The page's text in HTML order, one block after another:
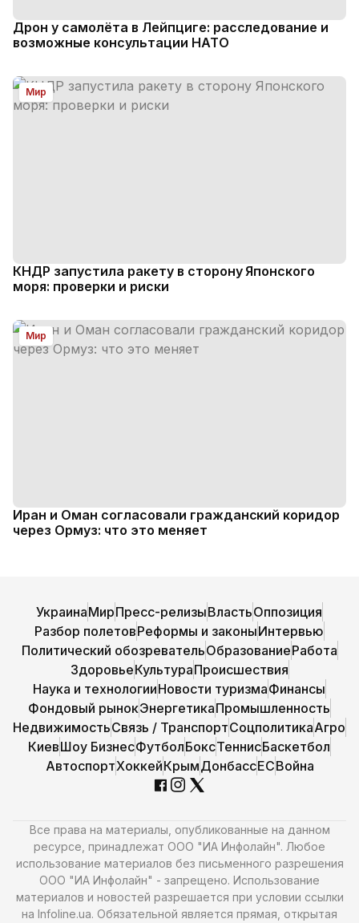
Дрон у самолёта в Лейпциге: расследование и
возможные консультации НАТО
Мир
КНДР запустила ракету в сторону Японского
моря: проверки и риски
Мир
Иран и Оман согласовали гражданский коридор
через Ормуз: что это меняет
УкраинаМирПресс-релизыВластьОппозиция
Разбор полетовРеформы и законыИнтервью
Политический обозревательОбразованиеРабота
ЗдоровьеКультураПроисшествия
Наука и технологииНовости туризмаФинансы
Фондовый рынокЭнергетикаПромышленность
НедвижимостьСвязь / ТранспортСоцполитикаАгро
КиевШоу БизнесФутболБоксТеннисБаскетбол
АвтоспортХоккейКрымДонбассЕСВойна
Все права на материалы, опубликованные на данном
ресурсе, принадлежат ООО "ИА Инфолайн". Любое
использование материалов без письменного разрешения
ООО "ИА Инфолайн" - запрещено. Использование
материалов и новостей разрешается при условии ссылки
на Infoline.ua. Обязательной является прямая, открытая